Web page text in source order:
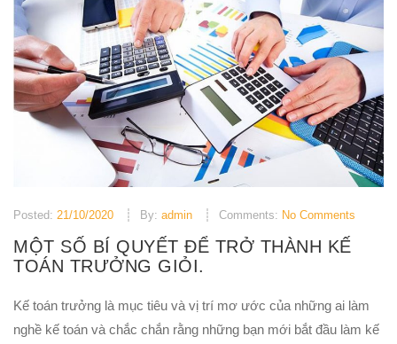
Posted: 21/10/2020 By: admin Comments: No Comments
MỘT SỐ BÍ QUYẾT ĐỂ TRỞ THÀNH KẾ
TOÁN TRƯỞNG GIỎI.
Kế toán trưởng là mục tiêu và vị trí mơ ước của những ai làm
nghề kế toán và chắc chắn rằng những bạn mới bắt đầu làm kế